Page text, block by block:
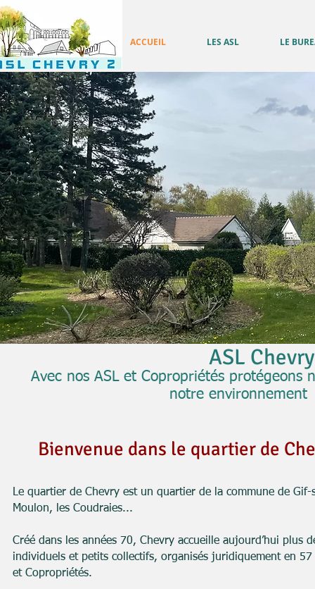
ACCUEIL LES ASL LE
ASL
Avec nos ASL et Copropriétés protégeons
notre environnement
Bienvenue dans le quartier de
Le quartier de Chevry est un quartier de la commune de Gif-
Moulon, les Coudraies...
Créé dans les années 70, Chevry accueille aujourd’hui plus
individuels et petits collectifs, organisés juridiquement en 57
et Copropriétés.